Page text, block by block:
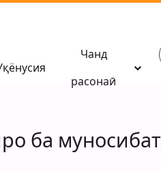
Чанд
расонаӣ
ба